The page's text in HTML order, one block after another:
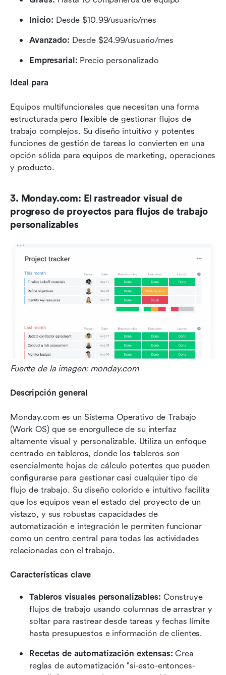
Inicio: Desde $10.99/usuario/mes
Avanzado: Desde $24.99/usuario/mes
Empresarial: Precio personalizado
Ideal para
Equipos multifuncionales que necesitan una forma
estructurada pero flexible de gestionar flujos de
trabajo complejos. Su diseño intuitivo y potentes
funciones de gestión de tareas lo convierten en una
opción sólida para equipos de marketing, operaciones
y producto.
3. Monday.com: El rastreador visual de
progreso de proyectos para flujos de trabajo
personalizables
Fuente de la imagen: monday.com
Descripción general
Monday.com es un Sistema Operativo de Trabajo
(Work OS) que se enorgullece de su interfaz
altamente visual y personalizable. Utiliza un enfoque
centrado en tableros, donde los tableros son
esencialmente hojas de cálculo potentes que pueden
configurarse para gestionar casi cualquier tipo de
flujo de trabajo. Su diseño colorido e intuitivo facilita
que los equipos vean el estado del proyecto de un
vistazo, y sus robustas capacidades de
automatización e integración le permiten funcionar
como un centro central para todas las actividades
relacionadas con el trabajo.
Características clave
Tableros visuales personalizables: Construye
flujos de trabajo usando columnas de arrastrar y
soltar para rastrear desde tareas y fechas límite
hasta presupuestos e información de clientes.
Recetas de automatización extensas: Crea
reglas de automatización "si-esto-entonces-